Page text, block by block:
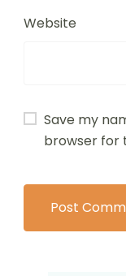
Website
Save my
browser for